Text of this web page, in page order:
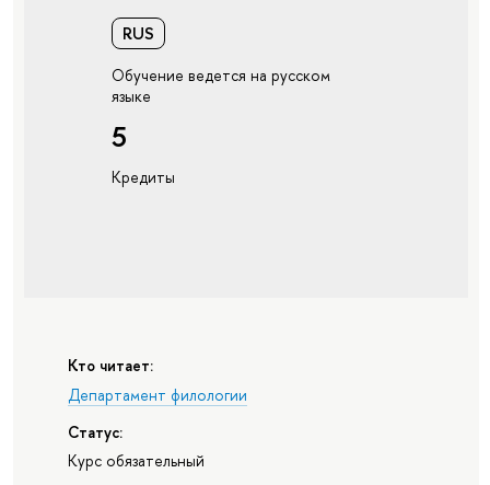
RUS
Обучение ведется на русском
языке
5
Кредиты
Кто читает:
Департамент филологии
Статус:
Курс обязательный